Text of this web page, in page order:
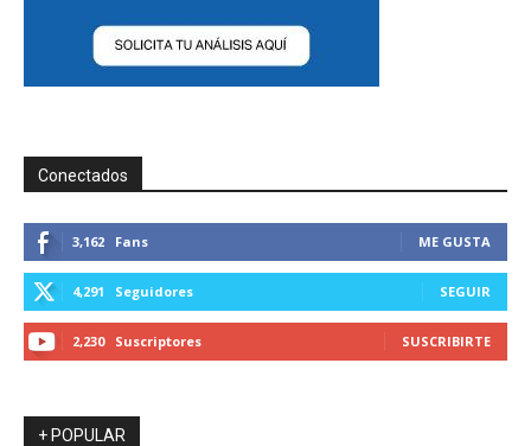
Conectados
3,162 Fans ME GUSTA
4,291 Seguidores SEGUIR
2,230 Suscriptores SUSCRIBIRTE
+ POPULAR